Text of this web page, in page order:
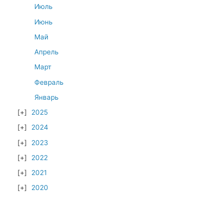
Июль
Июнь
Май
Апрель
Март
Февраль
Январь
2025
2024
2023
2022
2021
2020